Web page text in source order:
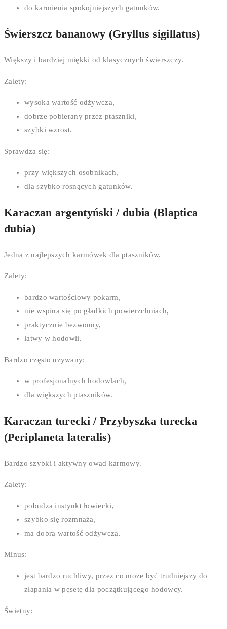
do karmienia spokojniejszych gatunków.
Świerszcz bananowy (Gryllus sigillatus)
Większy i bardziej miękki od klasycznych świerszczy.
Zalety:
wysoka wartość odżywcza,
dobrze pobierany przez ptaszniki,
szybki wzrost.
Sprawdza się:
przy większych osobnikach,
dla szybko rosnących gatunków.
Karaczan argentyński / dubia (Blaptica
dubia)
Jedna z najlepszych karmówek dla ptaszników.
Zalety:
bardzo wartościowy pokarm,
nie wspina się po gładkich powierzchniach,
praktycznie bezwonny,
łatwy w hodowli.
Bardzo często używany:
w profesjonalnych hodowlach,
dla większych ptaszników.
Karaczan turecki / Przybyszka turecka
(Periplaneta lateralis)
Bardzo szybki i aktywny owad karmowy.
Zalety:
pobudza instynkt łowiecki,
szybko się rozmnaża,
ma dobrą wartość odżywczą.
Minus:
jest bardzo ruchliwy, przez co może być trudniejszy do
złapania w pęsetę dla początkującego hodowcy.
Świetny: